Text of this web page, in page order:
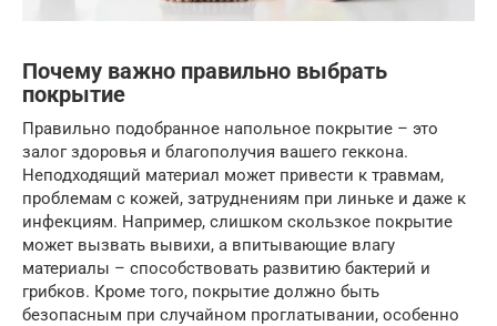
Почему важно правильно выбрать
покрытие
Правильно подобранное напольное покрытие – это
залог здоровья и благополучия вашего геккона.
Неподходящий материал может привести к травмам,
проблемам с кожей, затруднениям при линьке и даже к
инфекциям. Например, слишком скользкое покрытие
может вызвать вывихи, а впитывающие влагу
материалы – способствовать развитию бактерий и
грибков. Кроме того, покрытие должно быть
безопасным при случайном проглатывании, особенно